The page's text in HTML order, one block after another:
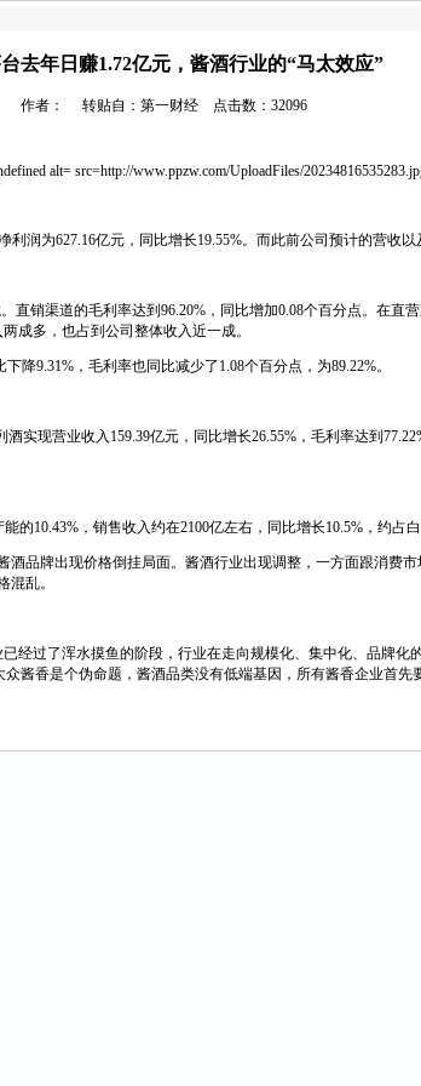
去年日赚1.72亿元，酱酒行业的“马太效应”
作者： 转贴自：第一财经 点击数：32096
alt= src=http://www.ppzw.com/UploadFiles/
为627.16亿元，同比增长19.55%。而此前公司预计的营收以
直销渠道的毛利率达到96.20%，同比增加0.08个百分点。在
成多，也占到公司整体收入近一成。
9.31%，毛利率也同比减少了1.08个百分点，为89.22%。
现营业收入159.39亿元，同比增长26.55%，毛利率达到
10.43%，销售收入约在2100亿左右，同比增长10.5%，约占
品牌出现价格倒挂局面。酱酒行业出现调整，一方面跟消费
乱。
过了浑水摸鱼的阶段，行业在走向规模化、集中化、品牌
酱香是个伪命题，酱酒品类没有低端基因，所有酱香企业首